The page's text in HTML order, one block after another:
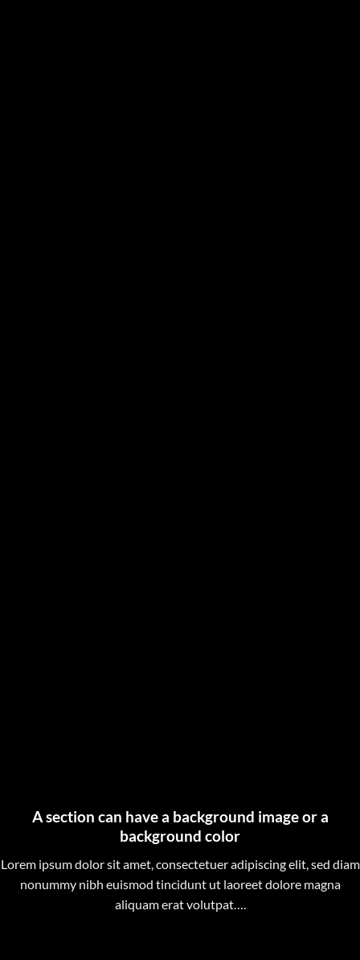
A section can have a background image or a
background color
Lorem ipsum dolor sit amet, consectetuer adipiscing elit, sed diam
nonummy nibh euismod tincidunt ut laoreet dolore magna
aliquam erat volutpat….